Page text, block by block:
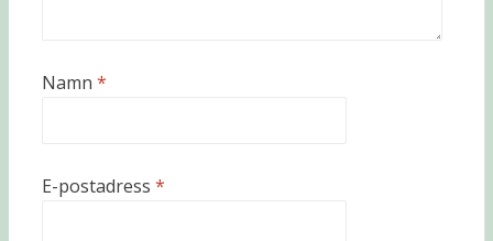
Namn *
E-postadress *